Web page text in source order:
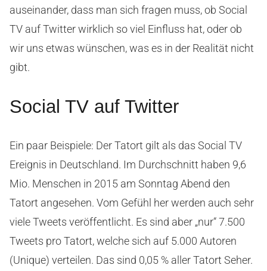
auseinander, dass man sich fragen muss, ob Social
TV auf Twitter wirklich so viel Einfluss hat, oder ob
wir uns etwas wünschen, was es in der Realität nicht
gibt.
Social TV auf Twitter
Ein paar Beispiele: Der Tatort gilt als das Social TV
Ereignis in Deutschland. Im Durchschnitt haben 9,6
Mio. Menschen in 2015 am Sonntag Abend den
Tatort angesehen. Vom Gefühl her werden auch sehr
viele Tweets veröffentlicht. Es sind aber „nur“ 7.500
Tweets pro Tatort, welche sich auf 5.000 Autoren
(Unique) verteilen. Das sind 0,05 % aller Tatort Seher.